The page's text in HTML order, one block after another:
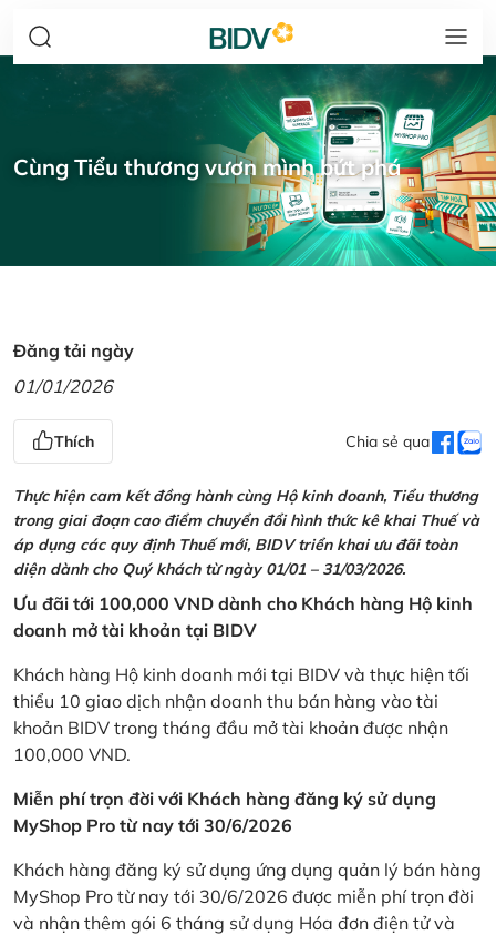
Cùng Tiểu thương vươn mình bứt phá
Đăng tải ngày
01/01/2026
Thích Chia sẻ qua
Thực hiện cam kết đồng hành cùng Hộ kinh doanh, Tiểu thương
trong giai đoạn cao điểm chuyển đổi hình thức kê khai Thuế và
áp dụng các quy định Thuế mới, BIDV triển khai ưu đãi toàn
diện dành cho Quý khách từ ngày 01/01 – 31/03/2026.
Ưu đãi tới 100,000 VND dành cho Khách hàng Hộ kinh
doanh mở tài khoản tại BIDV
Khách hàng Hộ kinh doanh mới tại BIDV và thực hiện tối
thiểu 10 giao dịch nhận doanh thu bán hàng vào tài
khoản BIDV trong tháng đầu mở tài khoản được nhận
100,000 VND.
Miễn phí trọn đời với Khách hàng đăng ký sử dụng
MyShop Pro từ nay tới 30/6/2026
Khách hàng đăng ký sử dụng ứng dụng quản lý bán hàng
MyShop Pro từ nay tới 30/6/2026 được miễn phí trọn đời
và nhận thêm gói 6 tháng sử dụng Hóa đơn điện tử và